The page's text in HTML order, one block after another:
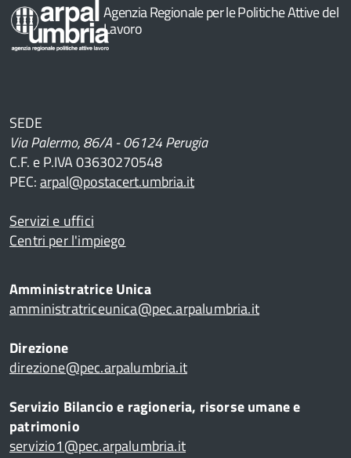
Agenzia Regionale per le Politiche Attive del
Lavoro
SEDE
Via Palermo, 86/A - 06124 Perugia
C.F. e P.IVA 03630270548
PEC:arpal@postacert.umbria.it
Servizi e uffici
Centri per l'impiego
Amministratrice Unica
amministratriceunica@pec.arpalumbria.it
Direzione
direzione@pec.arpalumbria.it
Servizio Bilancio e ragioneria, risorse umane e
patrimonio
servizio1@pec.arpalumbria.it